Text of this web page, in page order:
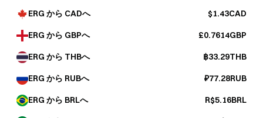
ERG から CADへ $1.43CAD
ERG から GBPへ £0.7614GBP
ERG から THBへ ฿33.29THB
ERG から RUBへ ₽77.28RUB
ERG から BRLへ R$5.16BRL